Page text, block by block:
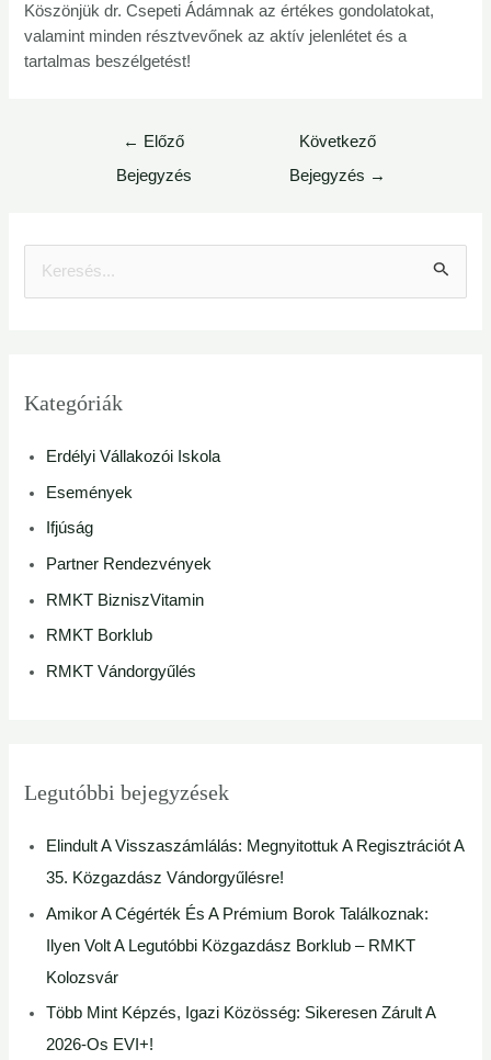
r
:
Kategóriák
Erdélyi Vállakozói Iskola
Események
Ifjúság
Partner Rendezvények
RMKT BizniszVitamin
RMKT Borklub
RMKT Vándorgyűlés
Legutóbbi bejegyzések
Elindult A Visszaszámlálás: Megnyitottuk A Regisztrációt A
35. Közgazdász Vándorgyűlésre!
Amikor A Cégérték És A Prémium Borok Találkoznak:
Ilyen Volt A Legutóbbi Közgazdász Borklub – RMKT
Kolozsvár
Több Mint Képzés, Igazi Közösség: Sikeresen Zárult A
2026-Os EVI+!
Köszönjük dr. Csepeti Ádámnak az értékes gondolatokat,
valamint minden résztvevőnek az aktív jelenlétet és a
tartalmas beszélgetést!
← Előző
Bejegyzés
Következő
Bejegyzés →